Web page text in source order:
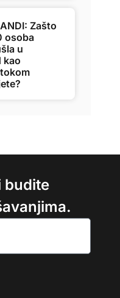
Zašto
osoba
u
kao
budite